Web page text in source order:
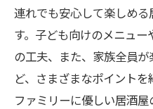
連れでも安心して楽しめ
す。子ども向けのメニュ
の工夫、また、家族全員
ど、さまざまなポイント
ファミリーに優しい居酒